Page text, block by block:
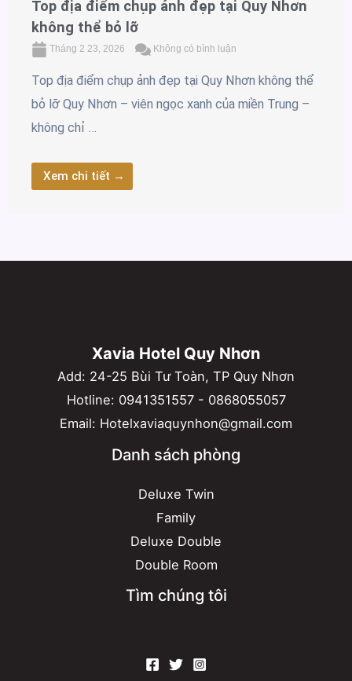
Top địa điểm chụp ảnh đẹp tại Quy Nhơn
không thể bỏ lỡ
Tháng 2 23, 2026 Không có bình luận
Top địa điểm chụp ảnh đẹp tại Quy Nhơn không thể
bỏ lỡ Quy Nhơn – viên ngọc xanh của miền Trung –
không chỉ …
Xem chi tiết →
Xavia Hotel Quy Nhơn
Add: 24-25 Bùi Tư Toàn, TP Quy Nhơn
Hotline: 0941351557- 0868055057
Email: Hotelxaviaquynhon@gmail.com
Danh sách phòng
Deluxe Twin
Family
Deluxe Double
Double Room
Tìm chúng tôi